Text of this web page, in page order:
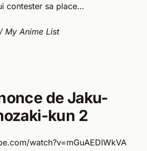
contester sa place…
My Anime List
de Jaku-
kun 2
watch?v=mGuAEDlWkVA